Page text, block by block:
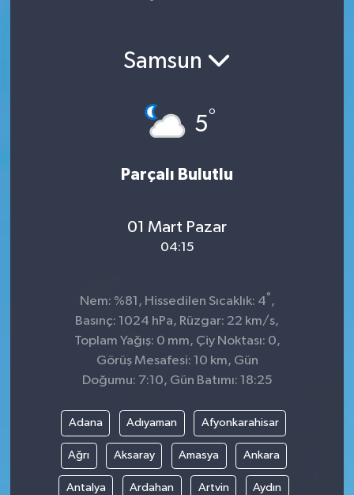
Samsun
5°
Parçalı Bulutlu
01 Mart Pazar
04:15
Nem: %81, Hissedilen Sıcaklık: 4° ,
Basınç: 1024 hPa, Rüzgar: 22 km/s,
Toplam Yağış: 0 mm, Çiy Noktası: 0,
Görüş Mesafesi: 10 km, Gün
Doğumu: 7:10, Gün Batımı: 18:25
Adana Adıyaman Afyonkarahisar
Ağrı Aksaray Amasya Ankara
Antalya Ardahan Artvin Aydın
Sağlık
Son Dakika
Spor
Teknoloji
Son Dakika Haberleri